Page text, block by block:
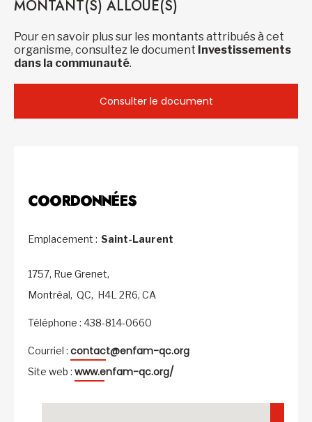
MONTANT(S) ALLOUÉ(S)
Pour en savoir plus sur les montants attribués à cet
organisme, consultez le document Investissements
dans la communauté.
Consulter le document
COORDONNÉES
Emplacement : Saint-Laurent
1757, Rue Grenet,
Montréal, QC, H4L 2R6, CA
Téléphone : 438-814-0660
Courriel : contact@enfam-qc.org
Site web : www.enfam-qc.org/